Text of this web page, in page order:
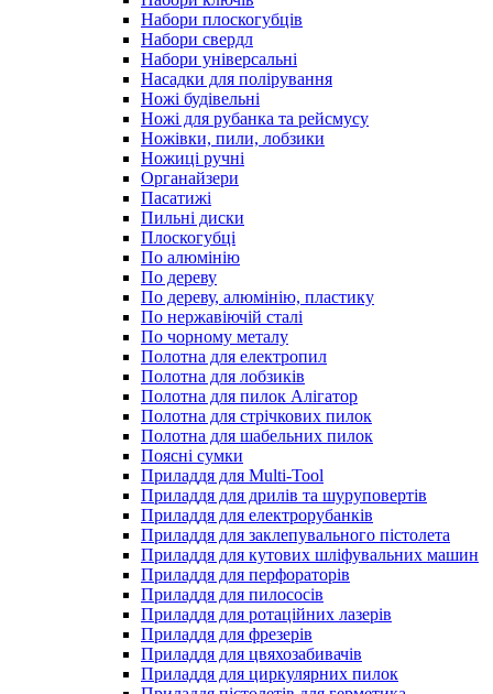
Набори плоскогубців
Набори свердл
Набори універсальні
Насадки для полірування
Ножі будівельні
Ножі для рубанка та рейсмусу
Ножівки, пили, лобзики
Ножиці ручні
Органайзери
Пасатижі
Пильні диски
Плоскогубці
По алюмінію
По дереву
По дереву, алюмінію, пластику
По нержавіючій сталі
По чорному металу
Полотна для електропил
Полотна для лобзиків
Полотна для пилок Алігатор
Полотна для стрічкових пилок
Полотна для шабельних пилок
Поясні сумки
Приладдя для Multi-Tool
Приладдя для дрилів та шуруповертів
Приладдя для електрорубанків
Приладдя для заклепувального пістолета
Приладдя для кутових шліфувальних машин
Приладдя для перфораторів
Приладдя для пилососів
Приладдя для ротаційних лазерів
Приладдя для фрезерів
Приладдя для цвяхозабивачів
Приладдя для циркулярних пилок